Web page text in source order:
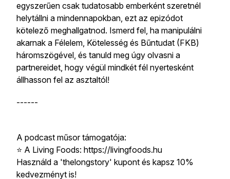
egyszerűen csak tudatosabb emberként szeretnél
helytállni a mindennapokban, ezt az epizódot
kötelező meghallgatnod. Ismerd fel, ha manipulálni
akarnak a Félelem, Kötelesség és Bűntudat (FKB)
háromszögével, és tanuld meg úgy olvasni a
partnereidet, hogy végül mindkét fél nyertesként
állhasson fel az asztaltól!
------
A podcast műsor támogatója:
⭐️ A Living Foods: https://livingfoods.hu
Használd a 'thelongstory' kupont és kapsz 10%
kedvezményt is!